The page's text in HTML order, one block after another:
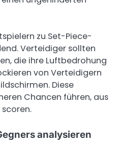
zu Set-Piece-
Verteidiger sollten
die ihre Luftbedrohung
von Verteidigern
Diese
Chancen führen, aus
analysieren